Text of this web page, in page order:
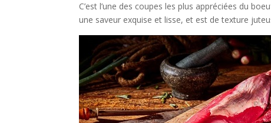
C’est l’une des coupes les plus appréciées du
une saveur exquise et lisse, et est de texture